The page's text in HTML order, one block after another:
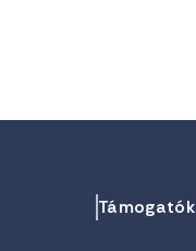
Támogatók